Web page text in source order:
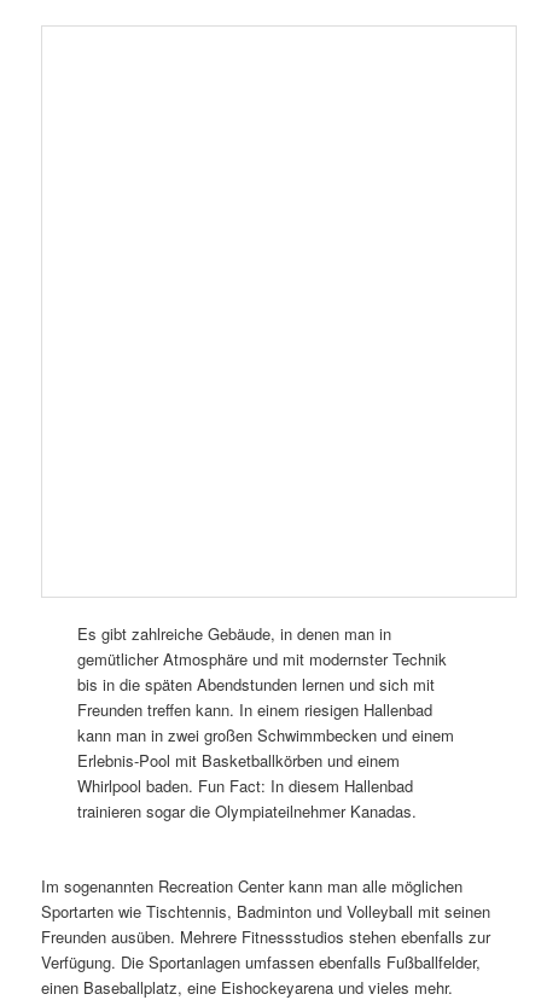
Es gibt zahlreiche Gebäude, in denen man in
gemütlicher Atmosphäre und mit modernster Technik
bis in die späten Abendstunden lernen und sich mit
Freunden treffen kann. In einem riesigen Hallenbad
kann man in zwei großen Schwimmbecken und einem
Erlebnis-Pool mit Basketballkörben und einem
Whirlpool baden. Fun Fact: In diesem Hallenbad
trainieren sogar die Olympiateilnehmer Kanadas.
Im sogenannten Recreation Center kann man alle möglichen
Sportarten wie Tischtennis, Badminton und Volleyball mit seinen
Freunden ausüben. Mehrere Fitnessstudios stehen ebenfalls zur
Verfügung. Die Sportanlagen umfassen ebenfalls Fußballfelder,
einen Baseballplatz, eine Eishockeyarena und vieles mehr.